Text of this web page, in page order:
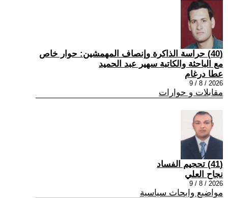
(40) حراسة الذاكرة وإنصاف المهمشين: حوار خاص
مع الباحثة والكاتبة سهير عبد الحميد
عطا درغام
2026 / 8 / 9
مقابلات و حوارات
(41) تحجيم الفساد
نجاح العلي
2026 / 8 / 9
مواضيع وابحاث سياسية